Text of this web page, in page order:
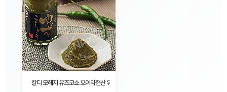
칼디 모헤지 유즈코쇼 오이타현산 유자 60g